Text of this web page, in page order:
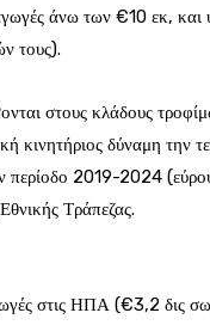
άνω των €10 εκ,
τους).
στους κλάδους
δύναμη την
περίοδο 2019-2024
Τράπεζας.
στις ΗΠΑ (€3,2 δις